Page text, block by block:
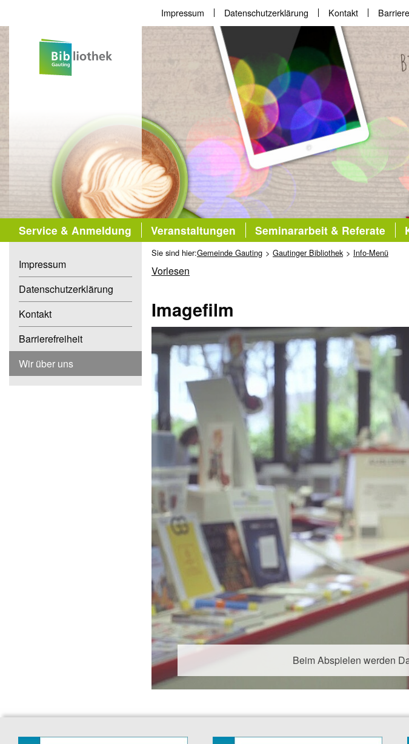
Impressum Datenschutzerklärung Kontakt
Service & Anmeldung Veranstaltungen Seminararbeit & Referate
Impressum
Datenschutzerklärung
Kontakt
Barrierefreiheit
Wir über uns
Sie sind hier:Gemeinde Gauting Gautinger Bibliothek Info-Menü
Vorlesen
Imagefilm
Beim Abspielen werden